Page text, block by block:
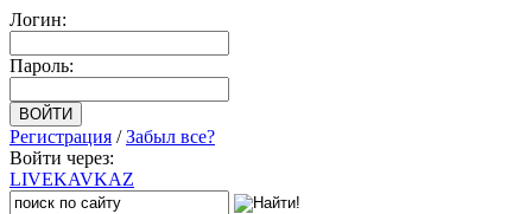
Логин:
Пароль:
Регистрация /Забыл все?
Войти через:
LIVEKAVKAZ